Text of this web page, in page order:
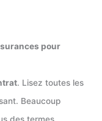
pour
. Lisez toutes les
Beaucoup